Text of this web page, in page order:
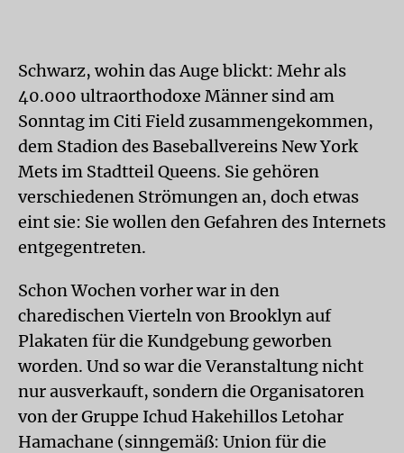
Schwarz, wohin das Auge blickt: Mehr als
40.000 ultraorthodoxe Männer sind am
Sonntag im Citi Field zusammengekommen,
dem Stadion des Baseballvereins New York
Mets im Stadtteil Queens. Sie gehören
verschiedenen Strömungen an, doch etwas
eint sie: Sie wollen den Gefahren des Internets
entgegentreten.
Schon Wochen vorher war in den
charedischen Vierteln von Brooklyn auf
Plakaten für die Kundgebung geworben
worden. Und so war die Veranstaltung nicht
nur ausverkauft, sondern die Organisatoren
von der Gruppe Ichud Hakehillos Letohar
Hamachane (sinngemäß: Union für die